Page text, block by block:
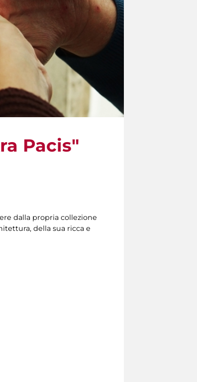
Pacis"
dalla propria collezione
della sua ricca e